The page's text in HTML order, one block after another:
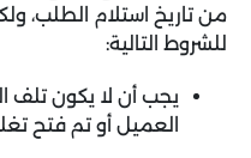
من تاريخ استلام الطلب،
للشروط التالية:
يجب أن لا يكون تلف
العميل أو تم فتح